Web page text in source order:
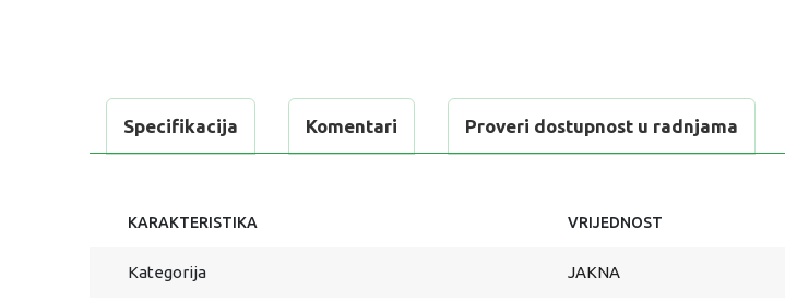
Specifikacija Komentari Proveri dostupnost u radnjama
KARAKTERISTIKA VRIJEDNOST
Kategorija JAKNA